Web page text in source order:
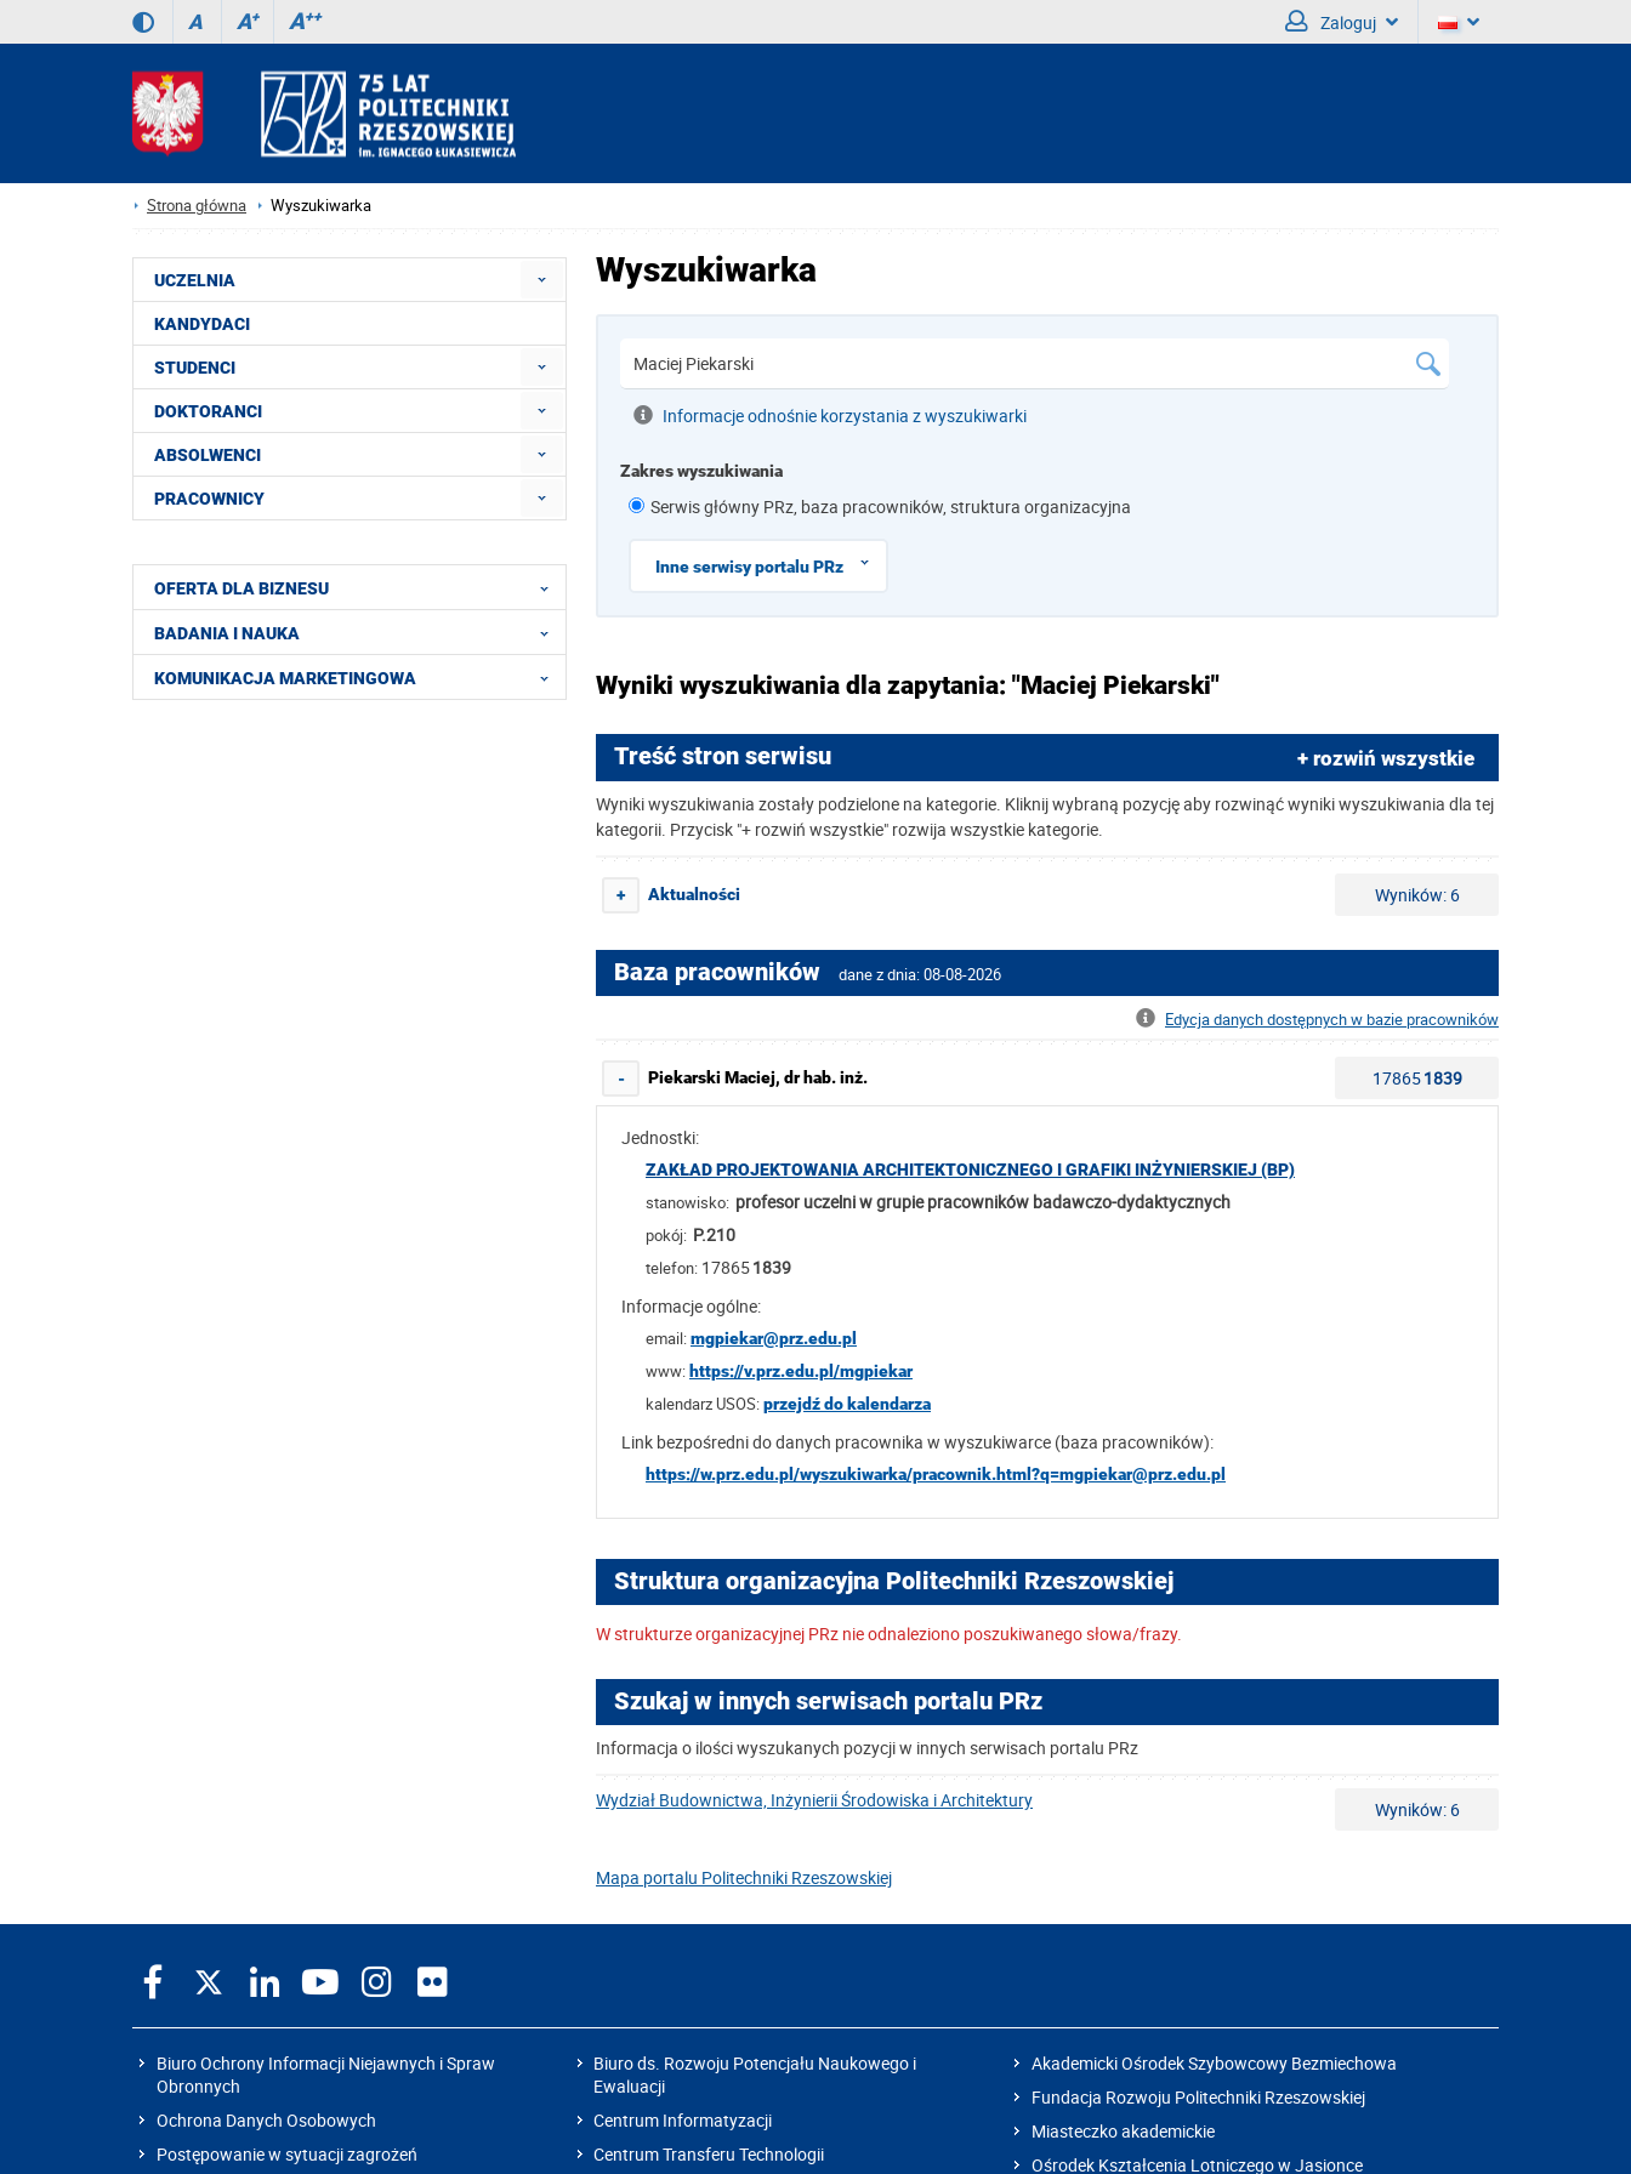
A A+ A++ Zaloguj
Strona główna Wyszukiwarka
Wyszukiwarka
Informacje odnośnie korzystania z wyszukiwarki
Zakres wyszukiwania
Serwis główny PRz, baza pracowników, struktura organizacyjna
Inne serwisy portalu PRz
Wyniki wyszukiwania dla zapytania: "Maciej Piekarski"
Treść stron serwisu + rozwiń wszystkie
Wyniki wyszukiwania zostały podzielone na kategorie. Kliknij wybraną pozycję aby rozwinąć wyniki wyszukiwania dla tej
kategorii. Przycisk "+ rozwiń wszystkie" rozwija wszystkie kategorie.
+ Aktualności Wyników: 6
Baza pracowników dane z dnia: 08-08-2026
Edycja danych dostępnych w bazie pracowników
- Piekarski Maciej, dr hab. inż. 178651839
Jednostki:
ZAKŁAD PROJEKTOWANIA ARCHITEKTONICZNEGO I GRAFIKI INŻYNIERSKIEJ (BP)
stanowisko: profesor uczelni w grupie pracowników badawczo-dydaktycznych
pokój: P.210
telefon: 178651839
Informacje ogólne:
email:mgpiekar@prz.edu.pl
www: https://v.prz.edu.pl/mgpiekar
kalendarz USOS:przejdź do kalendarza
Link bezpośredni do danych pracownika w wyszukiwarce (baza pracowników):
https://w.prz.edu.pl/wyszukiwarka/pracownik.html?q=mgpiekar@prz.edu.pl
Struktura organizacyjna Politechniki Rzeszowskiej
W strukturze organizacyjnej PRz nie odnaleziono poszukiwanego słowa/frazy.
Szukaj w innych serwisach portalu PRz
Informacja o ilości wyszukanych pozycji w innych serwisach portalu PRz
Wydział Budownictwa, Inżynierii Środowiska i Architektury Wyników: 6
Mapa portalu Politechniki Rzeszowskiej
UCZELNIA
KANDYDACI
STUDENCI
DOKTORANCI
ABSOLWENCI
PRACOWNICY
OFERTA DLA BIZNESU
BADANIA I NAUKA
KOMUNIKACJA MARKETINGOWA
Biuro Ochrony Informacji Niejawnych i Spraw
Obronnych
Ochrona Danych Osobowych
Postępowanie w sytuacji zagrożeń
Biuro ds. Rozwoju Potencjału Naukowego i
Ewaluacji
Centrum Informatyzacji
Centrum Transferu Technologii
Akademicki Ośrodek Szybowcowy Bezmiechowa
Fundacja Rozwoju Politechniki Rzeszowskiej
Miasteczko akademickie
Ośrodek Kształcenia Lotniczego w Jasionce